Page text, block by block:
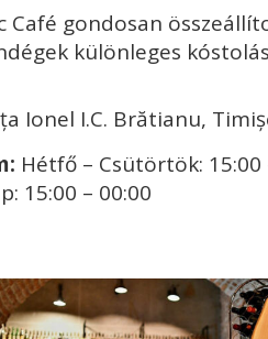
Café gondosan
különleges
Ionel I.C. Brătianu,
Hétfő – Csütörtök: 15:00
15:00 – 00:00